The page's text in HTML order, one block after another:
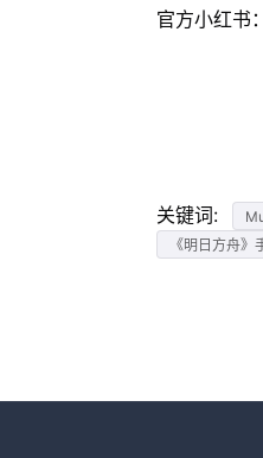
官方小红书
关键词:
《明日方舟》